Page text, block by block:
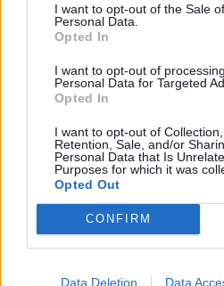
I want to opt-out of the Sale
Personal Data.
Opted In
I want to opt-out of
Personal Data for Targeted
Opted In
I want to opt-out of Collection,
Retention, Sale, and/or
Personal Data that Is
Purposes for which it was
Opted Out
CONFIRM
Data Deletion Data
08 sierpnia 2026 | 21:11
45 Kielecka Piesza Pielgrzymka na
08 sierpnia 2026 | 21:07
Coca-Cola dyskryminuje Jezusa
Siostra Wolfers: w czasach kryzysu
08 sierpnia 2026 | 19:04
SIGNIS 2026: komunikacja w służbie
Papież: w św. Agacie